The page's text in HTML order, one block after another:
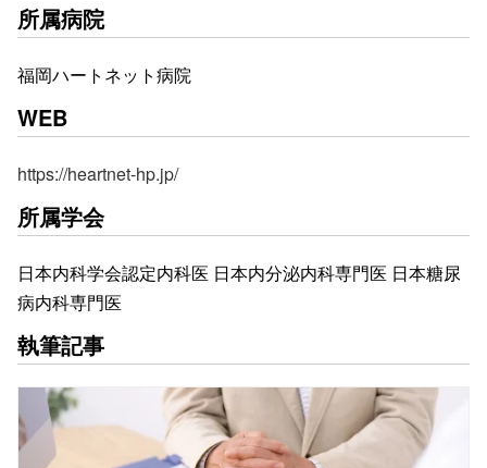
所属病院
福岡ハートネット病院
WEB
https://heartnet-hp.jp/
所属学会
日本内科学会認定内科医 日本内分泌内科専門医 日本糖尿
病内科専門医
執筆記事